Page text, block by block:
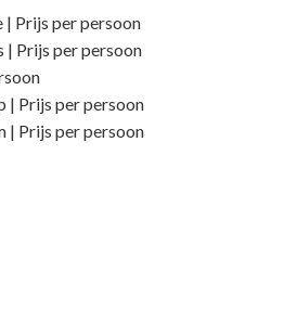
Prijs per persoon
| Prijs per persoon
| Prijs per persoon
| Prijs per persoon